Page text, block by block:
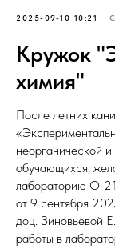
2025-09-10 10:21
Кружок
химия"
После летних
неорганической
обучающихся,
лабораторию О-
от 9 сентября
доц. Зиновьевой
работы в